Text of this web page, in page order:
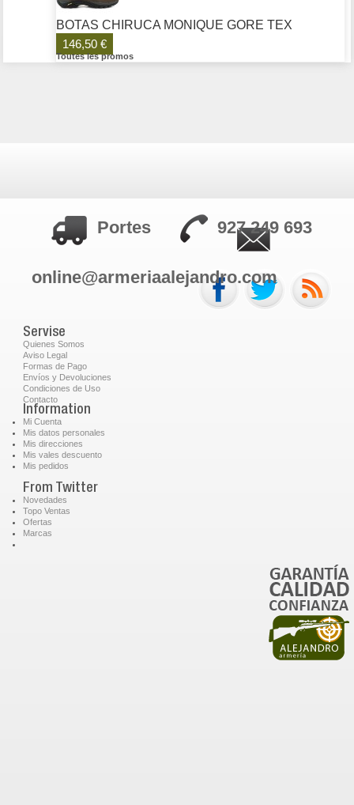
BOTAS CHIRUCA MONIQUE GORE TEX
146,50 €
Toutes les promos
Portes 927 249 693
online@armeriaalejandro.com
Servise
Quienes Somos
Aviso Legal
Formas de Pago
Envíos y Devoluciones
Condiciones de Uso
Contacto
Information
Mi Cuenta
Mis datos personales
Mis direcciones
Mis vales descuento
Mis pedidos
From Twitter
Novedades
Topo Ventas
Ofertas
Marcas